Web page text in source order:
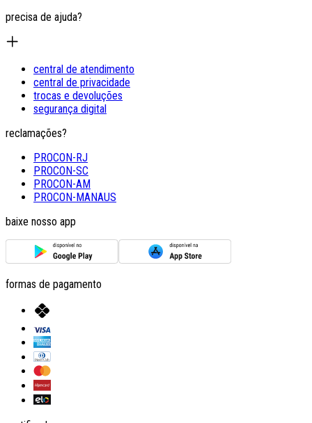
precisa de ajuda?
central de atendimento
central de privacidade
trocas e devoluções
segurança digital
reclamações?
PROCON-RJ
PROCON-SC
PROCON-AM
PROCON-MANAUS
baixe nosso app
formas de pagamento